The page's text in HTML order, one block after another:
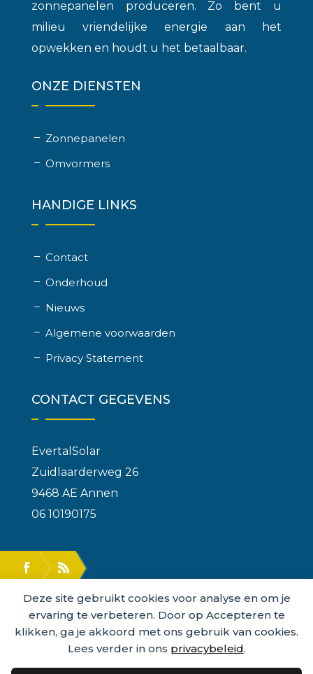
Deze site gebruikt cookies voor analyse en om je
ervaring te verbeteren. Door op Accepteren te
klikken, ga je akkoord met ons gebruik van cookies.
Lees verder in ons privacybeleid.
zonnepanelen produceren. Zo bent u
milieu vriendelijke energie aan het
opwekken en houdt u het betaalbaar.
ONZE DIENSTEN
Zonnepanelen
Omvormers
HANDIGE LINKS
Contact
Onderhoud
Nieuws
Algemene voorwaarden
Privacy Statement
CONTACT GEGEVENS
EvertalSolar
Zuidlaarderweg 26
9468 AE Annen
06 10190175
2015 - 2026 © ALL RIGHTS RESERVED